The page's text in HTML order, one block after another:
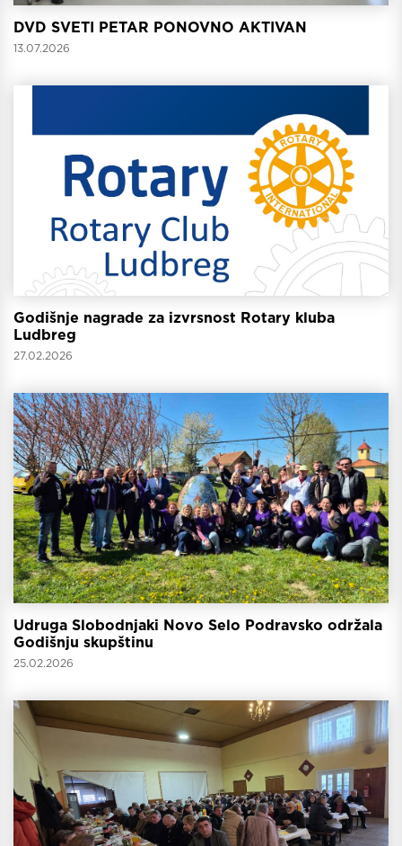
DVD SVETI PETAR PONOVNO AKTIVAN
13.07.2026
Godišnje nagrade za izvrsnost Rotary kluba
Ludbreg
27.02.2026
Udruga Slobodnjaki Novo Selo Podravsko održala
Godišnju skupštinu
25.02.2026